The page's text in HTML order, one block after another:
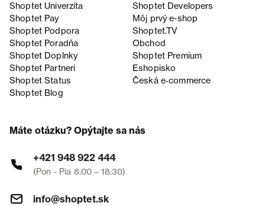
Shoptet Univerzita
Shoptet Developers
Shoptet Pay
Môj prvý e-shop
Shoptet Podpora
Shoptet.TV
Shoptet Poradňa
Obchod
Shoptet Doplnky
Shoptet Premium
Shoptet Partneri
Eshopisko
Shoptet Status
Česká e‑commerce
Shoptet Blog
Máte otázku? Opýtajte sa nás
+421 948 922 444
(Pon - Pia 8:00 – 18:30)
info@shoptet.sk